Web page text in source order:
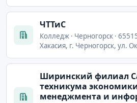
ЧТТиС
Колледж · Черногорск ·
Хакасия, г. Черногорск, ул.
Ширинский филиал
техникума
менеджмента и